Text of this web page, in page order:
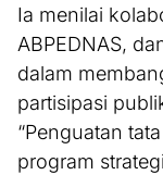
Ia menilai
ABPEDNAS,
dalam
partisipasi
“Penguatan
program